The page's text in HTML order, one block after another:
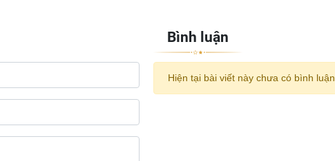
Bình luận
Hiện tại bài viết này chưa có bình luận.